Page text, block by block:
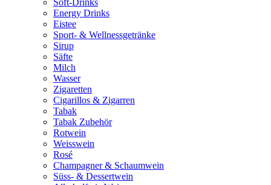
Soft-Drinks
Energy Drinks
Eistee
Sport- & Wellnessgetränke
Sirup
Säfte
Milch
Wasser
Zigaretten
Cigarillos & Zigarren
Tabak
Tabak Zubehör
Rotwein
Weisswein
Rosé
Champagner & Schaumwein
Süss- & Dessertwein